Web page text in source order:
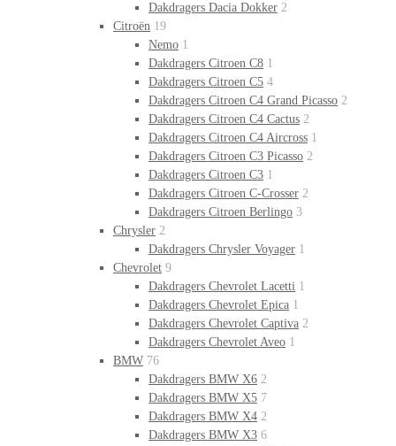
Dakdragers Dacia Dokker 2
Citroën 19
Nemo 1
Dakdragers Citroen C8 1
Dakdragers Citroen C5 4
Dakdragers Citroen C4 Grand Picasso 2
Dakdragers Citroen C4 Cactus 2
Dakdragers Citroen C4 Aircross 1
Dakdragers Citroen C3 Picasso 2
Dakdragers Citroen C3 1
Dakdragers Citroen C-Crosser 2
Dakdragers Citroen Berlingo 3
Chrysler 2
Dakdragers Chrysler Voyager 1
Chevrolet 9
Dakdragers Chevrolet Lacetti 1
Dakdragers Chevrolet Epica 1
Dakdragers Chevrolet Captiva 2
Dakdragers Chevrolet Aveo 1
BMW 76
Dakdragers BMW X6 2
Dakdragers BMW X5 7
Dakdragers BMW X4 2
Dakdragers BMW X3 6